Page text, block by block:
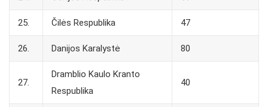
25. Čilės Respublika 47
26. Danijos Karalystė 80
27.
Dramblio Kaulo Kranto
Respublika
40